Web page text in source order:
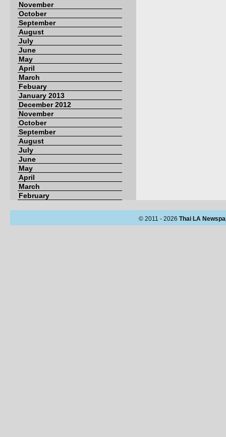
November
October
September
August
July
June
May
April
March
Febuary
January 2013
December 2012
November
October
September
August
July
June
May
April
March
February
© 2011 - 2026 Thai LA